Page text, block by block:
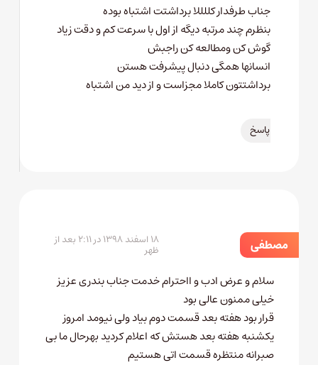
جناب طرفدار کللللا برداشتت اشتباه بوده
بنظرم چند مرتبه دیگه از اول با سرعت کم و دقت زیاد
گوش کن و‌مطالعه کن راجبش
انسانها همگی دنبال پیشرفت هستن
برداشتتون کاملا مجزاست و از دید من اشتباه
پاسخ
مصطفی ۱۸ اسفند ۱۳۹۸ در ۲:۱۱ بعد از
ظهر
سلام و عرض ادب و ااحترام خدمت جناب بندری عزیز
خیلی ممنون عالی بود
قرار بود هفته بعد قسمت دوم بیاد ولی نیومد امروز
یکشنبه هفته بعد هستش که اعلام کردید بهرحال ما بی
صبرانه منتظره قسمت اتی هستیم